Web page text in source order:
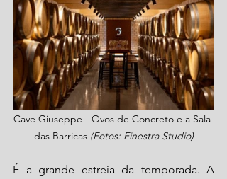
Cave Giuseppe - Ovos de Concreto e a Sala
das Barricas (Fotos: Finestra Studio)
É a grande estreia da temporada. A